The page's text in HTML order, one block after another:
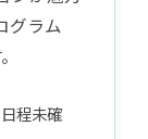
グラム
程未確